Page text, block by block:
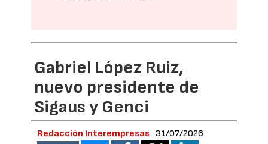
Gabriel López Ruiz,
nuevo presidente de
Sigaus y Genci
Redacción Interempresas 31/07/2026